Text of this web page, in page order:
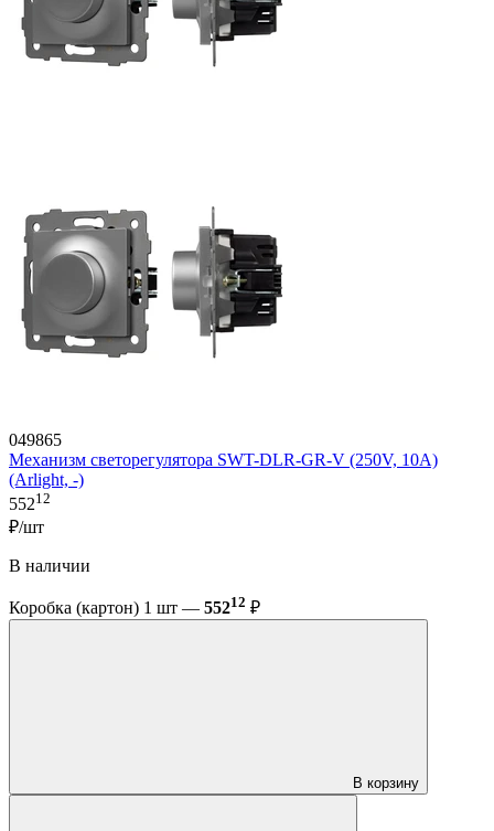
049865
Механизм светорегулятора SWT-DLR-GR-V (250V, 10A)
(Arlight, -)
55212
₽/шт
В наличии
Коробка (картон) 1 шт — 55212 ₽
В корзину